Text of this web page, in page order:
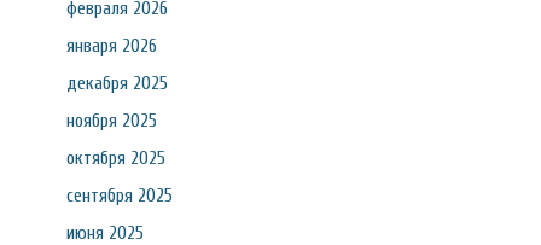
февраля 2026
января 2026
декабря 2025
ноября 2025
октября 2025
сентября 2025
июня 2025